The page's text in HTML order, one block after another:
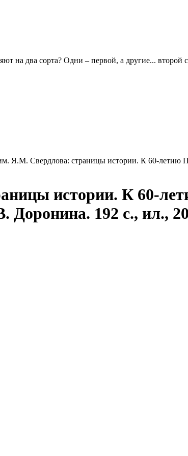
на два сорта? Одни – первой, а другие... второй
Я.М. Свердлова: страницы истории. К 60-летию
истории. К 60-
Доронина. 192 с., ил.,